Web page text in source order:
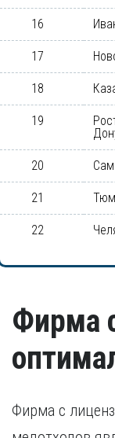
16
17
18
19
20
21
22
Фирма
Фирма с